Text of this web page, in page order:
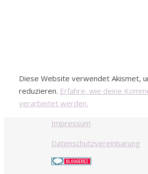
Diese Website verwendet Akismet,
reduzieren. Erfahre, wie deine
verarbeitet werden.
Impressum
Datenschutzvereinbarung